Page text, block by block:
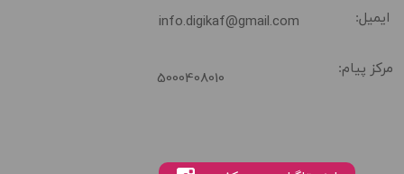
info.digikaf@gmail.com ایمیل:
مرکز پیام: 5000408010